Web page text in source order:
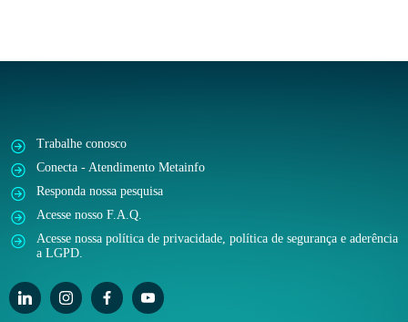
Trabalhe conosco
Conecta - Atendimento Metainfo
Responda nossa pesquisa
Acesse nosso F.A.Q.
Acesse nossa política de privacidade, política de segurança e aderência
a LGPD.